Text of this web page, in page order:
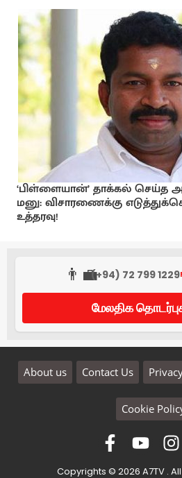
‘பிள்ளையான்’ தாக்கல் செய்த
மனு: விசாரணைக்கு
உத்தரவு!
👨‍💼(+94) 72 799 1229
மேலதிக
About us Contact Us
Cookie
Copyrights © 2026 A7TV .